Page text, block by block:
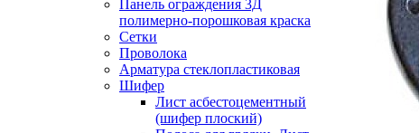
Панель ограждения 3Д
полимерно-порошковая краска
Сетки
Проволока
Арматура стеклопластиковая
Шифер
Лист асбестоцементный
(шифер плоский)